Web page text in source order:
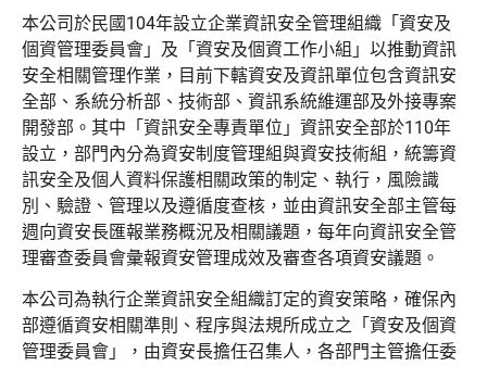
本公司於民國104年設立企業資訊安全管理組織「資安及
個資管理委員會」及「資安及個資工作小組」以推動資訊
安全相關管理作業，目前下轄資安及資訊單位包含資訊安
全部、系統分析部、技術部、資訊系統維運部及外接專案
開發部。其中「資訊安全專責單位」資訊安全部於110年
設立，部門內分為資安制度管理組與資安技術組，統籌資
訊安全及個人資料保護相關政策的制定、執行，風險識
別、驗證、管理以及遵循度查核，並由資訊安全部主管每
週向資安長匯報業務概況及相關議題，每年向資訊安全管
理審查委員會彙報資安管理成效及審查各項資安議題。
本公司為執行企業資訊安全組織訂定的資安策略，確保內
部遵循資安相關準則、程序與法規所成立之「資安及個資
管理委員會」，由資安長擔任召集人，各部門主管擔任委